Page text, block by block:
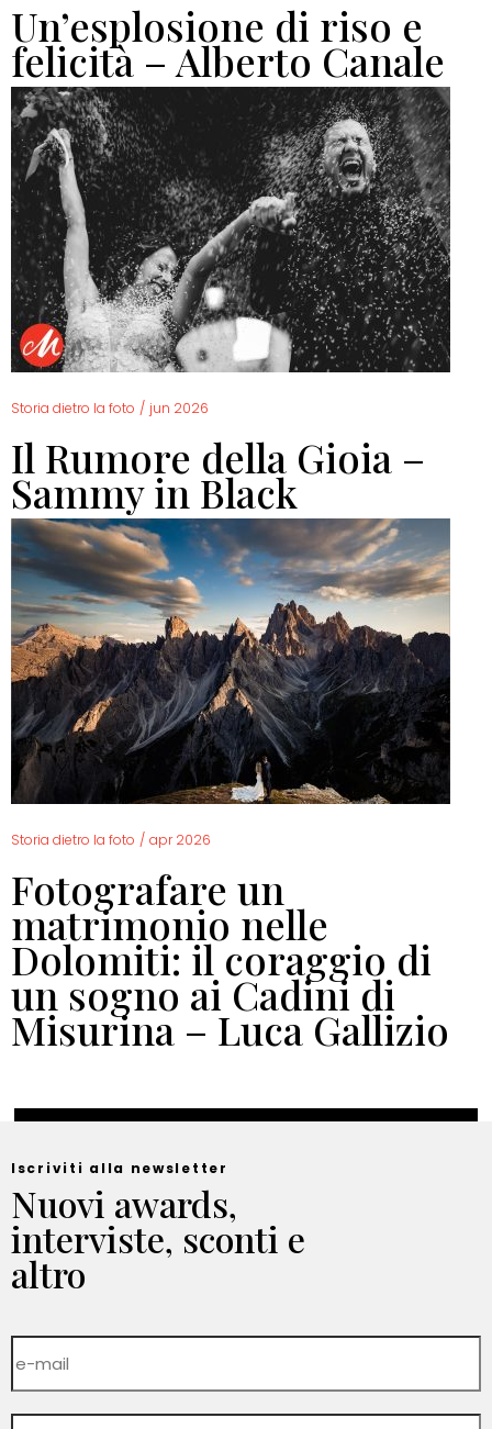
Un’esplosione di riso e
felicità – Alberto Canale
Storia dietro la foto / jun 2026
Il Rumore della Gioia –
Sammy in Black
Storia dietro la foto / apr 2026
Fotografare un
matrimonio nelle
Dolomiti: il coraggio di
un sogno ai Cadini di
Misurina – Luca Gallizio
Iscriviti alla newsletter
Nuovi awards,
interviste, sconti e
altro